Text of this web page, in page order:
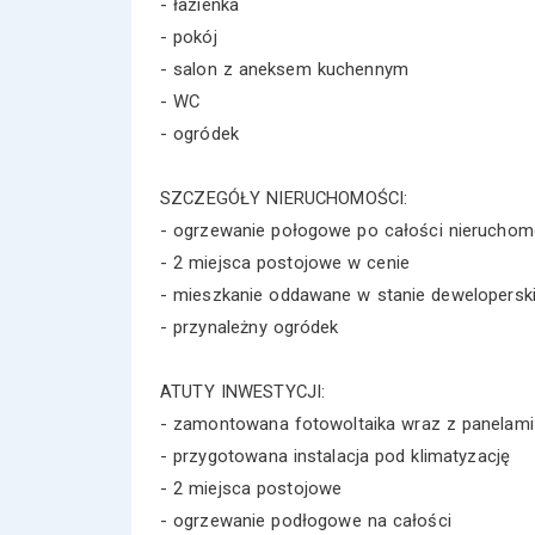
- pokój
- salon z aneksem kuchennym
- WC
- ogródek
SZCZEGÓŁY NIERUCHOMOŚCI:
- ogrzewanie połogowe po całości
- 2 miejsca postojowe w cenie
- mieszkanie oddawane w stanie
- przynależny ogródek
ATUTY INWESTYCJI:
- zamontowana fotowoltaika wraz z panelami
- przygotowana instalacja pod klimatyzację
- 2 miejsca postojowe
- ogrzewanie podłogowe na całości